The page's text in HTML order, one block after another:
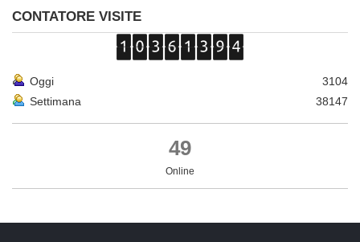
CONTATORE VISITE
Oggi
3104
Settimana
38147
49
Online